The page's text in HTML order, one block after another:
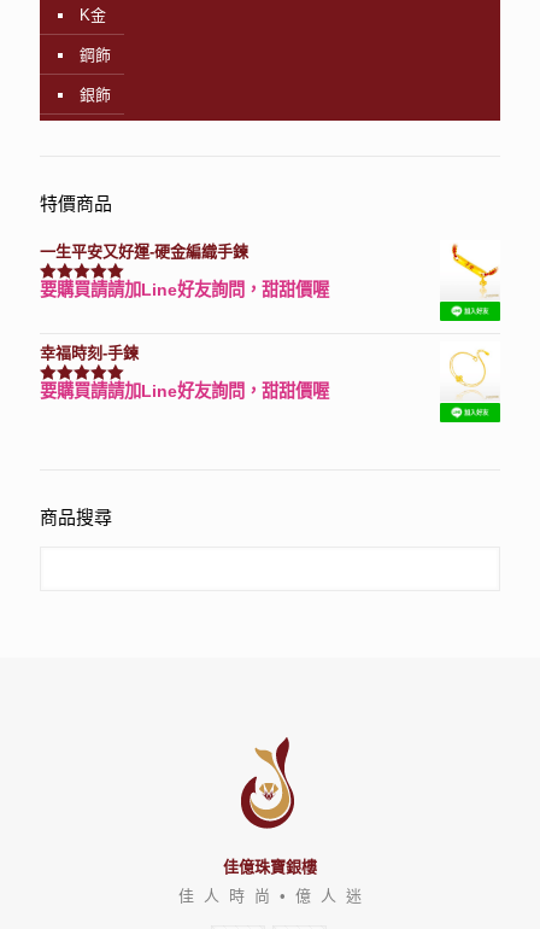
K金
鋼飾
銀飾
特價商品
一生平安又好運-硬金編織手鍊
評分7740滿分 5
要購買請請加Line好友詢問，甜甜價喔
幸福時刻-手鍊
評分3150滿分 5
要購買請請加Line好友詢問，甜甜價喔
商品搜尋
佳億珠寶銀樓
佳 人 時 尚 • 億 人 迷